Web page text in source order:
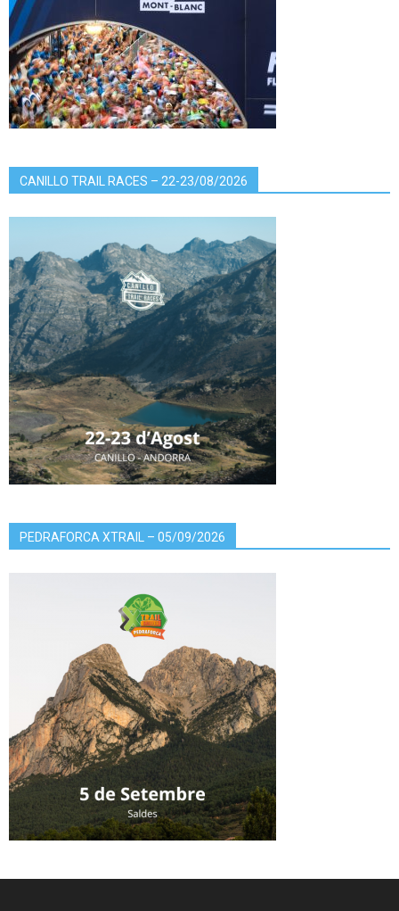
CANILLO TRAIL RACES – 22-23/08/2026
PEDRAFORCA XTRAIL – 05/09/2026